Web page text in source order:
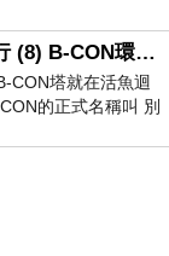
計畫趕不上變化的九州行 (8) B-CON環球塔
CON塔就在活魚迴
的正式名稱叫 別